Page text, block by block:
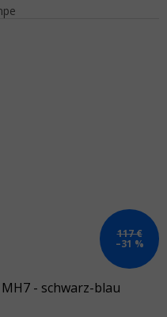
117 €
–31 %
- schwarz-blau